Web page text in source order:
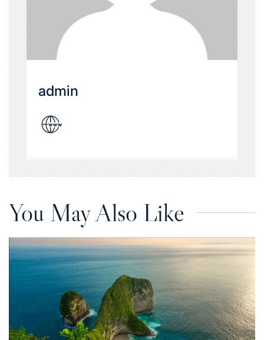
admin
You May Also Like